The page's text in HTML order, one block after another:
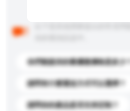
你們能提供的最優惠價格是多少？
請問有什麼運送方式可以選擇？
請問你的產品是否支持定制？